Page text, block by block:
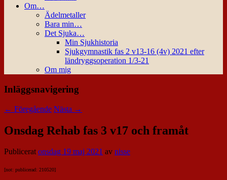
Om…
Ädelmetaller
Bara min…
Det Sjuka…
Min Sjukhistoria
Sjukgymnastik fas 2 v13-16 (4v) 2021 efter
ländryggsoperation 1/3-21
Om mig
Inläggsnavigering
← Föregående Nästa →
Onsdag Rehab fas 3 v17 och framåt
Publiceratonsdag 19 maj 2021 av nisse
[not: publicerad: 210520]